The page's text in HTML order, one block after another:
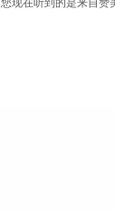
您现在听到的是来自赞